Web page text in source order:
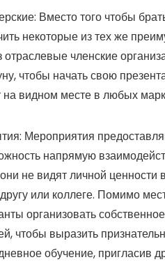
Вместо того чтобы
некоторые из тех же
отраслевые членские
чтобы начать свою
на видном месте в любых
Мероприятия
напрямую
не видят личной ценности
или коллеге. Помимо
организовать
чтобы выразить
обучение, пригласив